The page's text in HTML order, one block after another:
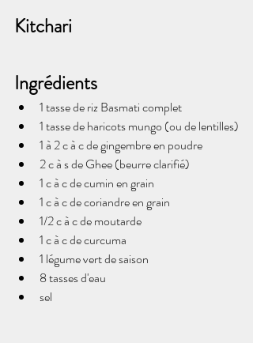
Kitchari
Ingrédients
1 tasse de riz Basmati complet
1 tasse de haricots mungo (ou de lentilles)
1 à 2 c à c de gingembre en poudre
2 c à s de Ghee (beurre clarifié)
1 c à c de cumin en grain
1 c à c de coriandre en grain
1/2 c à c de moutarde
1 c à c de curcuma
1 légume vert de saison
8 tasses d'eau
sel